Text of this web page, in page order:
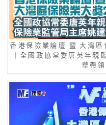
香港保險業論壇 暨 大灣
｜全國政協常委唐英年親
華帶